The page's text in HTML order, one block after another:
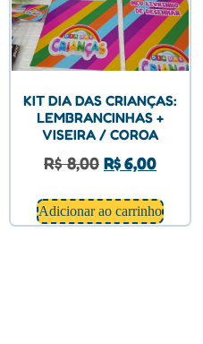
KIT DIA DAS CRIANÇAS:
LEMBRANCINHAS +
VISEIRA / COROA
R$8,00 R$6,00
Adicionar ao carrinho